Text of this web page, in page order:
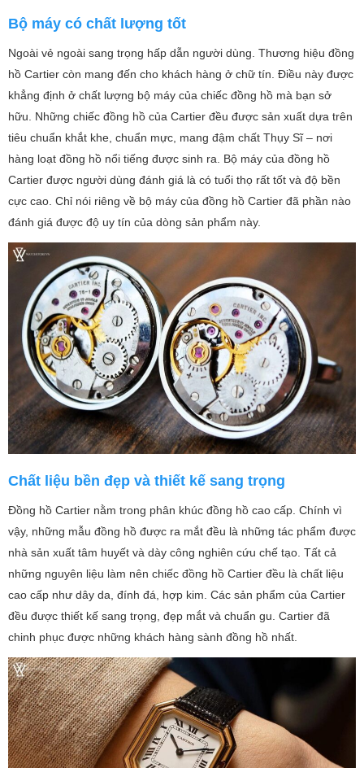
Bộ máy có chất lượng tốt
Ngoài vẻ ngoài sang trọng hấp dẫn người dùng. Thương hiệu đồng
hồ Cartier còn mang đến cho khách hàng ở chữ tín. Điều này được
khẳng định ở chất lượng bộ máy của chiếc đồng hồ mà bạn sở
hữu. Những chiếc đồng hồ của Cartier đều được sản xuất dựa trên
tiêu chuẩn khắt khe, chuẩn mực, mang đậm chất Thụy Sĩ – nơi
hàng loạt đồng hồ nổi tiếng được sinh ra. Bộ máy của đồng hồ
Cartier được người dùng đánh giá là có tuổi thọ rất tốt và độ bền
cực cao. Chỉ nói riêng về bộ máy của đồng hồ Cartier đã phần nào
đánh giá được độ uy tín của dòng sản phẩm này.
Chất liệu bền đẹp và thiết kế sang trọng
Đồng hồ Cartier nằm trong phân khúc đồng hồ cao cấp. Chính vì
vậy, những mẫu đồng hồ được ra mắt đều là những tác phẩm được
nhà sản xuất tâm huyết và dày công nghiên cứu chế tạo. Tất cả
những nguyên liệu làm nên chiếc đồng hồ Cartier đều là chất liệu
cao cấp như dây da, đính đá, hợp kim. Các sản phẩm của Cartier
đều được thiết kế sang trọng, đẹp mắt và chuẩn gu. Cartier đã
chinh phục được những khách hàng sành đồng hồ nhất.